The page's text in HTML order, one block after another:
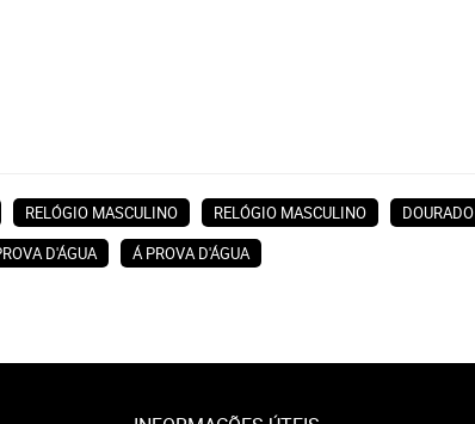
RELÓGIO MASCULINO RELÓGIO MASCULINO DOURADO
D'ÁGUA Á PROVA D'ÁGUA